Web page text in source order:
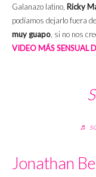
Galanazo latino, Ricky
podíamos dejarlo fuera
muy guapo, si no nos
VIDEO MÁS SENSUAL
♬
Jonathan